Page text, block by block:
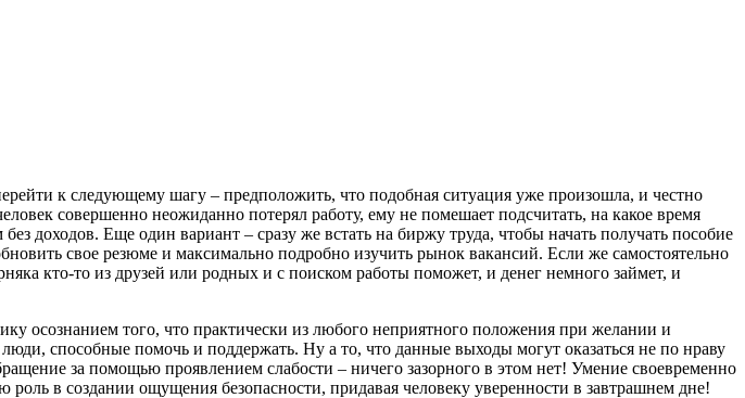
к следующему шагу – предположить, что подобная ситуация уже произошла, и честно
совершенно неожиданно потерял работу, ему не помешает подсчитать, на какое время
доходов. Еще один вариант – сразу же встать на биржу труда, чтобы начать получать пособие
свое резюме и максимально подробно изучить рынок вакансий. Если же самостоятельно
кто-то из друзей или родных и с поиском работы поможет, и денег немного займет, и
осознанием того, что практически из любого неприятного положения при желании и
способные помочь и поддержать. Ну а то, что данные выходы могут оказаться не по нраву
за помощью проявлением слабости – ничего зазорного в этом нет! Умение своевременно
в создании ощущения безопасности, придавая человеку уверенности в завтрашнем дне!